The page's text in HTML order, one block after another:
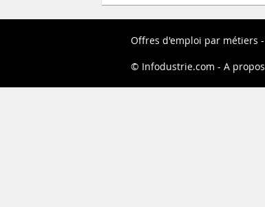
Offres d'emploi par métiers
Infodustrie.com
A propos